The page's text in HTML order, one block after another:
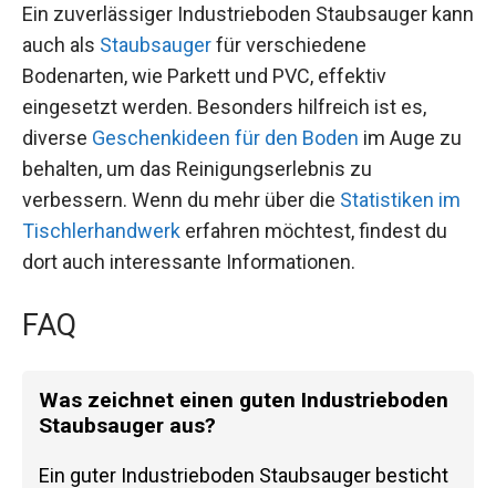
Ein zuverlässiger Industrieboden Staubsauger kann
auch als Staubsaugerfür verschiedene
Bodenarten, wie Parkett und PVC, effektiv
eingesetzt werden. Besonders hilfreich ist es,
diverse Geschenkideen für den Boden im Auge zu
behalten, um das Reinigungserlebnis zu
verbessern. Wenn du mehr über die Statistiken im
Tischlerhandwerk erfahren möchtest, findest du
dort auch interessante Informationen.
FAQ
Was zeichnet einen guten Industrieboden
Staubsauger aus?
Ein guter Industrieboden Staubsauger besticht